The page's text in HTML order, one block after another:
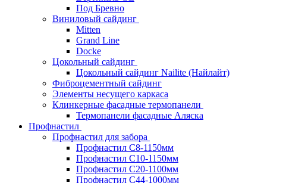
Под Бревно
Виниловый сайдинг
Mitten
Grand Line
Docke
Цокольный сайдинг
Цокольный сайдинг Nailite (Найлайт)
Фиброцементный сайдинг
Элементы несущего каркаса
Клинкерные фасадные термопанели
Термопанели фасадные Аляска
Профнастил
Профнастил для забора
Профнастил С8-1150мм
Профнастил С10-1150мм
Профнастил С20-1100мм
Профнастил С44-1000мм